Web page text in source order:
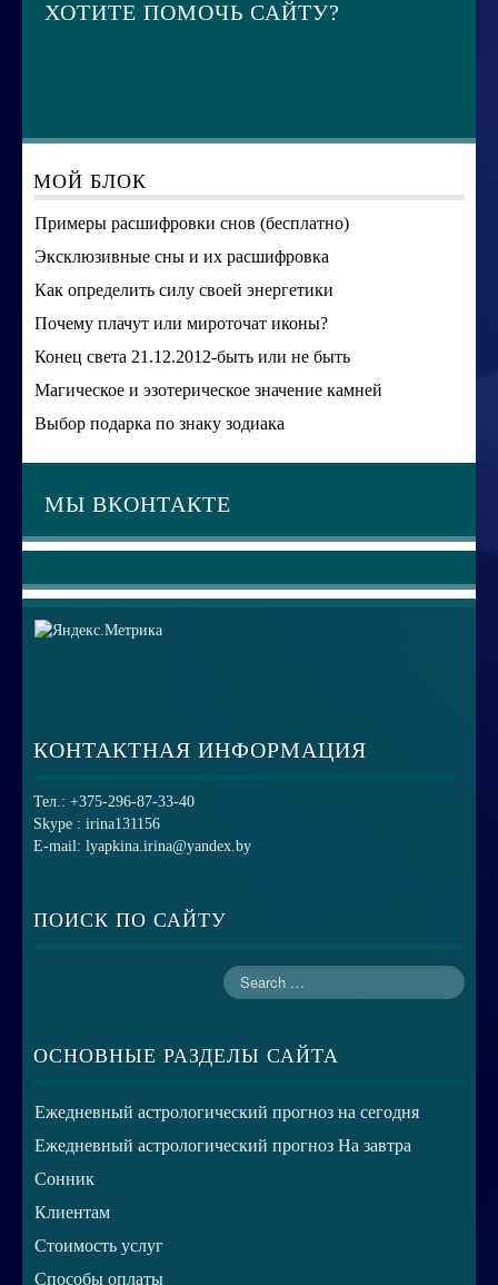
ХОТИТЕ ПОМОЧЬ САЙТУ?
МОЙ БЛОК
Примеры расшифровки снов (бесплатно)
Эксклюзивные сны и их расшифровка
Как определить силу своей энергетики
Почему плачут или мироточат иконы?
Конец света 21.12.2012-быть или не быть
Магическое и эзотерическое значение камней
Выбор подарка по знаку зодиака
МЫ ВКОНТАКТЕ
КОНТАКТНАЯ ИНФОРМАЦИЯ
Тел.: +375-296-87-33-40
Skype : irina131156
E-mail: lyapkina.irina@yandex.by
ПОИСК ПО САЙТУ
ОСНОВНЫЕ РАЗДЕЛЫ САЙТА
Ежедневный астрологический прогноз на сегодня
Ежедневный астрологический прогноз На завтра
Сонник
Клиентам
Стоимость услуг
Способы оплаты